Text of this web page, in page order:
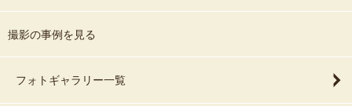
で、追加のお支払いは不要です。
撮影の事例を見る
フォトギャラリー一覧